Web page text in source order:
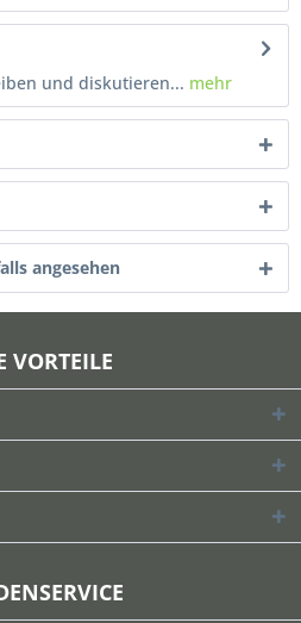
und diskutieren... mehr
angesehen
VORTEILE